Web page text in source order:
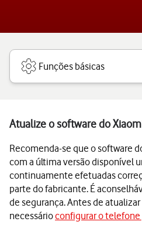
Funções básicas
Atualize o software do
Recomenda-se que o software
com a última versão disponível
continuamente efetuadas
parte do fabricante. É
de segurança. Antes de
necessárioconfigurar o